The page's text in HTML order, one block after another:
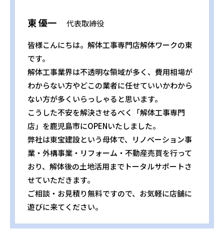
東 優一 代表取締役
皆様こんにちは。解体工事専門店解体ワークの東
です。
解体工事業界は不透明な領域が多く、費用相場が
わからない方やどこの業者に任せていいかわから
ない方が多くいらっしゃると思います。
こうした不安を解決させるべく「解体工事専門
店」を鹿児島市にOPENいたしました。
弊社は東宝建設という母体で、リノベーション事
業・外構事業・リフォーム・不動産売買を行って
おり、解体後の土地活用までトータルサポートさ
せていただきます。
ご相談・お見積り無料ですので、お気軽に店舗に
遊びに来てください。